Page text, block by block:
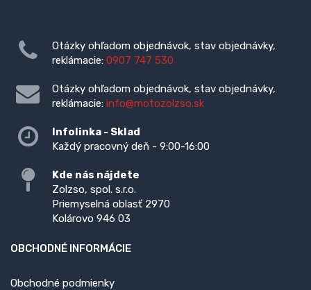
Otázky ohľadom objednávok, stav objednávky,
reklámacie: 0907 747 530
Otázky ohľadom objednávok, stav objednávky,
reklámacie: info@motozolzso.sk
Infolinka - Sklad
Každý pracovný deň - 9:00-16:00
Kde nás nájdete
Zolzso, spol. s.r.o.
Priemyselná oblasť 2970
Kolárovo 946 03
OBCHODNÉ INFORMÁCIE
Obchodné podmienky